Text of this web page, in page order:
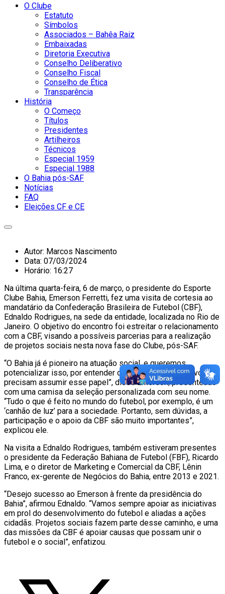
O Clube
Estatuto
Símbolos
Associados – Bahêa Raiz
Embaixadas
Diretoria Executiva
Conselho Deliberativo
Conselho Fiscal
Conselho de Ética
Transparência
História
O Começo
Títulos
Presidentes
Artilheiros
Técnicos
Especial 1959
Especial 1988
O Bahia pós-SAF
Notícias
FAQ
Eleições CF e CE
Autor: Marcos Nascimento
Data: 07/03/2024
Horário: 16:27
Na última quarta-feira, 6 de março, o presidente do Esporte
Clube Bahia, Emerson Ferretti, fez uma visita de cortesia ao
mandatário da Confederação Brasileira de Futebol (CBF),
Ednaldo Rodrigues, na sede da entidade, localizada no Rio de
Janeiro. O objetivo do encontro foi estreitar o relacionamento
com a CBF, visando a possíveis parcerias para a realização
de projetos sociais nesta nova fase do Clube, pós-SAF.
“O Bahia já é pioneiro na atuação social, e queremos
potencializar isso, por entender que os clubes esportivos
precisam assumir esse papel”, disse Emerson, presenteado
com uma camisa da seleção personalizada com seu nome.
“Tudo o que é feito no mundo do futebol, por exemplo, é um
‘canhão de luz’ para a sociedade. Portanto, sem dúvidas, a
participação e o apoio da CBF são muito importantes”,
explicou ele.
Na visita a Ednaldo Rodrigues, também estiveram presentes
o presidente da Federação Bahiana de Futebol (FBF), Ricardo
Lima, e o diretor de Marketing e Comercial da CBF, Lênin
Franco, ex-gerente de Negócios do Bahia, entre 2013 e 2021.
“Desejo sucesso ao Emerson à frente da presidência do
Bahia”, afirmou Ednaldo. “Vamos sempre apoiar as iniciativas
em prol do desenvolvimento do futebol e aliadas a ações
cidadãs. Projetos sociais fazem parte desse caminho, e uma
das missões da CBF é apoiar causas que possam unir o
futebol e o social”, enfatizou.